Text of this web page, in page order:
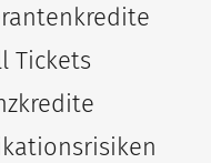
Tickets